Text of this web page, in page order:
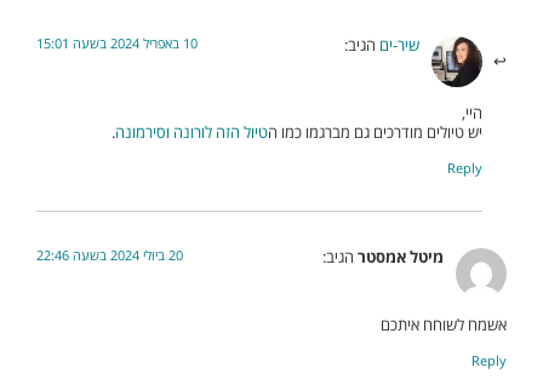
שיר-ים הגיב: 10 באפריל 2024 בשעה 15:01
היי,
יש טיולים מודרכים גם מברגמו כמו ה טיול הזה לורונה וסירמונה.
Reply
מיטל אמסטר הגיב: 20 ביולי 2024 בשעה 22:46
אשמח לשוחח איתכם
Reply